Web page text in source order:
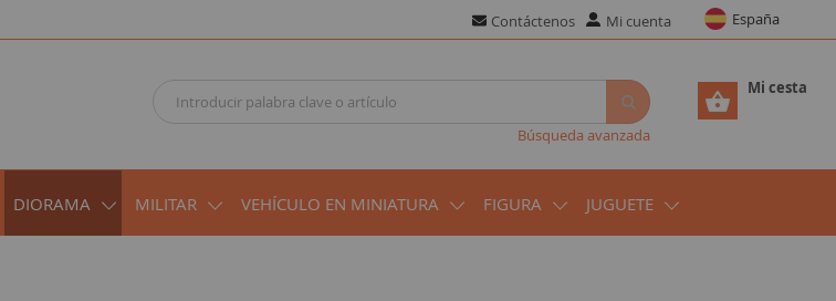
Contáctenos Mi cuenta España
Mi cesta
Búsqueda avanzada
DIORAMA MILITAR VEHÍCULO EN MINIATURA FIGURA JUGUETE